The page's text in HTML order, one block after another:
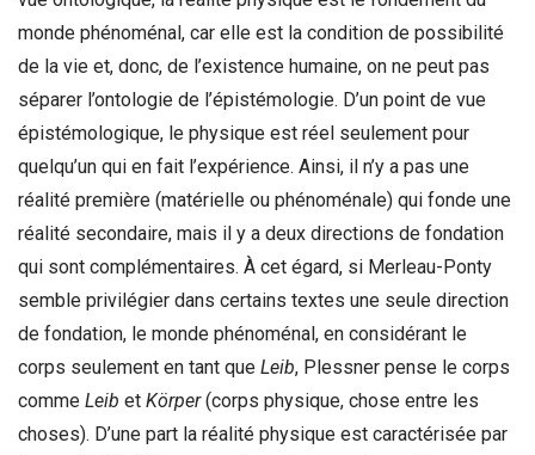
monde phénoménal, car elle est la condition de possibilité
de la vie et, donc, de l’existence humaine, on ne peut pas
séparer l’ontologie de l’épistémologie. D’un point de vue
épistémologique, le physique est réel seulement pour
quelqu’un qui en fait l’expérience. Ainsi, il n’y a pas une
réalité première (matérielle ou phénoménale) qui fonde une
réalité secondaire, mais il y a deux directions de fondation
qui sont complémentaires. À cet égard, si Merleau-Ponty
semble privilégier dans certains textes une seule direction
de fondation, le monde phénoménal, en considérant le
corps seulement en tant que Leib, Plessner pense le corps
comme Leib et Körper(corps physique, chose entre les
choses). D’une part la réalité physique est caractérisée par